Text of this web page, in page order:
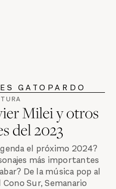
GATOPARDO
Milei y otros
del 2023
el próximo 2024?
más importantes
De la música pop al
Sur, Semanario